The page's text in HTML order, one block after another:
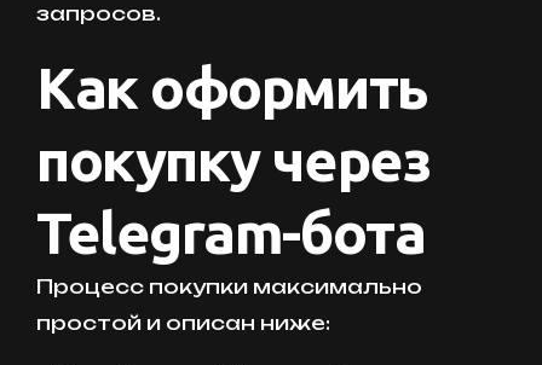
запросов.
Как оформить
покупку через
Telegram-бота
Процесс покупки максимально
простой и описан ниже: